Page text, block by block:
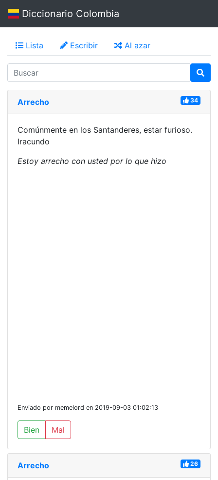
Diccionario Colombia
Lista Escribir Al azar
Arrecho 34
Comúnmente en los Santanderes, estar furioso.
Iracundo
Estoy arrecho con usted por lo que hizo
Enviado por memelord en 2019-09-03 01:02:13
Bien Mal
Arrecho 26